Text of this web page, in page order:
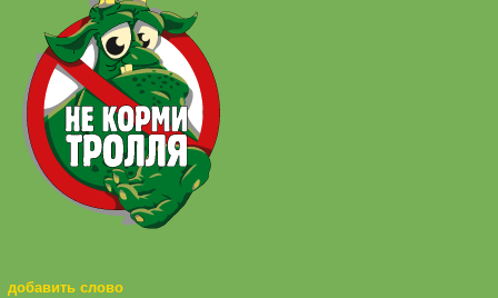
добавить слово